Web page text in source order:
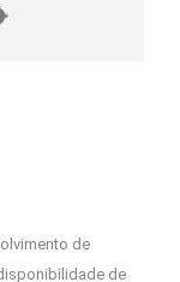
de
de